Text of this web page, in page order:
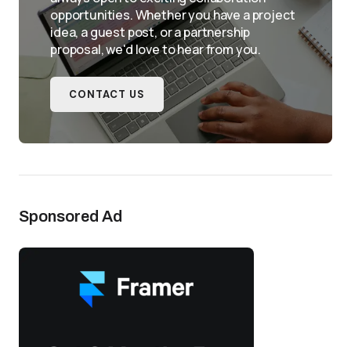
opportunities. Whether you have a project
idea, a guest post, or a partnership
proposal, we'd love to hear from you.
CONTACT US
Sponsored Ad